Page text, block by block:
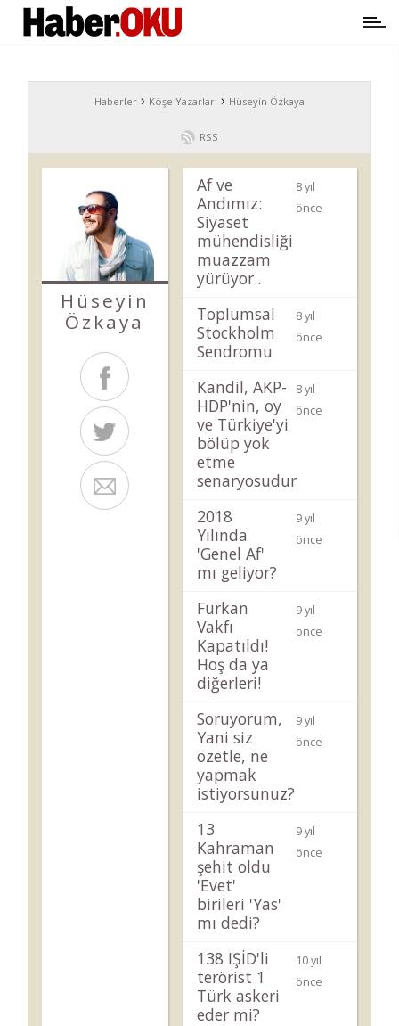
Haberler › Köşe Yazarları › Hüseyin Özkaya
RSS
Hüseyin
Özkaya
Af ve
Andımız:
Siyaset
mühendisliği
muazzam
yürüyor..
8 yıl
önce
Toplumsal
Stockholm
Sendromu
8 yıl
önce
Kandil, AKP-
HDP'nin, oy
ve Türkiye'yi
bölüp yok
etme
senaryosudur
8 yıl
önce
2018
Yılında
'Genel Af'
mı geliyor?
9 yıl
önce
Furkan
Vakfı
Kapatıldı!
Hoş da ya
diğerleri!
9 yıl
önce
Soruyorum,
Yani siz
özetle, ne
yapmak
istiyorsunuz?
9 yıl
önce
13
Kahraman
şehit oldu
'Evet'
birileri 'Yas'
mı dedi?
9 yıl
önce
138 IŞİD'li
terörist 1
Türk askeri
eder mi?
10 yıl
önce